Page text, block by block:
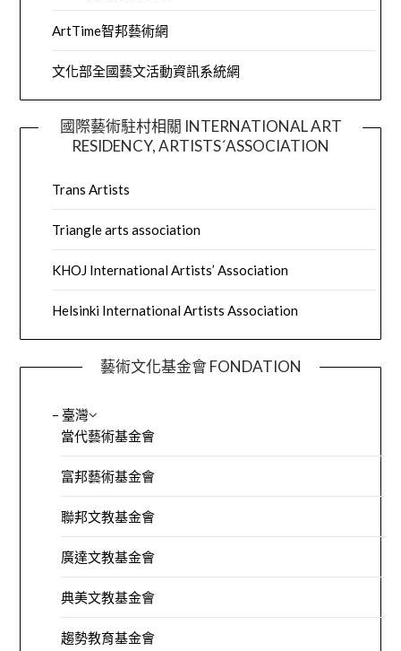
ArtTime智邦藝術網
文化部全國藝文活動資訊系統網
國際藝術駐村相關 INTERNATIONAL ART
RESIDENCY, ARTISTS´ASSOCIATION
Trans Artists
Triangle arts association
KHOJ International Artists’ Association
Helsinki International Artists Association
藝術文化基金會 FONDATION
– 臺灣
當代藝術基金會
富邦藝術基金會
聯邦文教基金會
廣達文教基金會
典美文教基金會
趨勢教育基金會